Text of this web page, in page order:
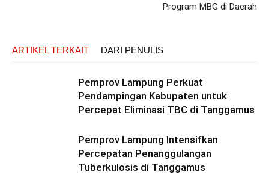
Program MBG di Daerah
ARTIKEL TERKAIT DARI PENULIS
Pemprov Lampung Perkuat
Pendampingan Kabupaten untuk
Percepat Eliminasi TBC di Tanggamus
Pemprov Lampung Intensifkan
Percepatan Penanggulangan
Tuberkulosis di Tanggamus